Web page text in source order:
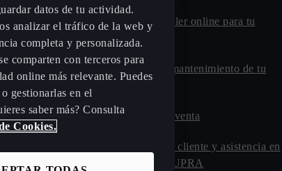
- Estaciones de
para coches híbridos
eléctricos
en casa
Pide cita taller online para tu
CUPRA
Calcula el mantenimiento de tu
Ofertas Posventa
Atención al cliente y asistencia en
carretera CUPRA
datos de tu actividad.
analizar el tráfico de la web y
completa y personalizada.
comparten con terceros para
online más relevante. Puedes
gestionarlas en el
saber más? Consulta
Cookies.